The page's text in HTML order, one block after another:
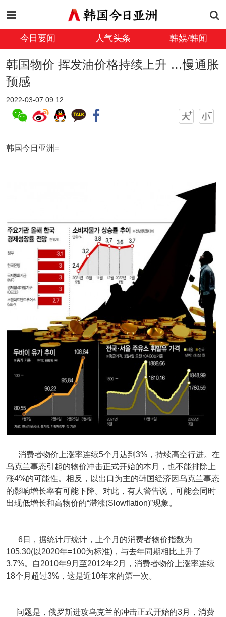
今日要闻 人气头条 韩娱/韩闻
韩国物价 挥发油价格持续上升 …慢通胀
预感
2022-03-07 09:12
韩国今日亚洲=
消费者物价上涨率连续5个月达到3%，持续高空行进。在
乌克兰事态引起的物价冲击正式开始的本月，也不能排除上
涨4%的可能性。相反，以出口为主的韩国经济因乌克兰事态
的影响增长率有可能下降。对此，有人警告说，可能会同时
出现低增长和高物价的“滞涨(Slowflation)”现象。
6日，据统计厅统计，上个月的消费者物价指数为
105.30(以2020年=100为标准)，与去年同期相比上升了
3.7%。自2010年9月至2012年2月，消费者物价上涨率连续
18个月超过3%，这是近10年来的第一次。
问题是，俄罗斯进攻乌克兰的冲击正式开始的3月，消费